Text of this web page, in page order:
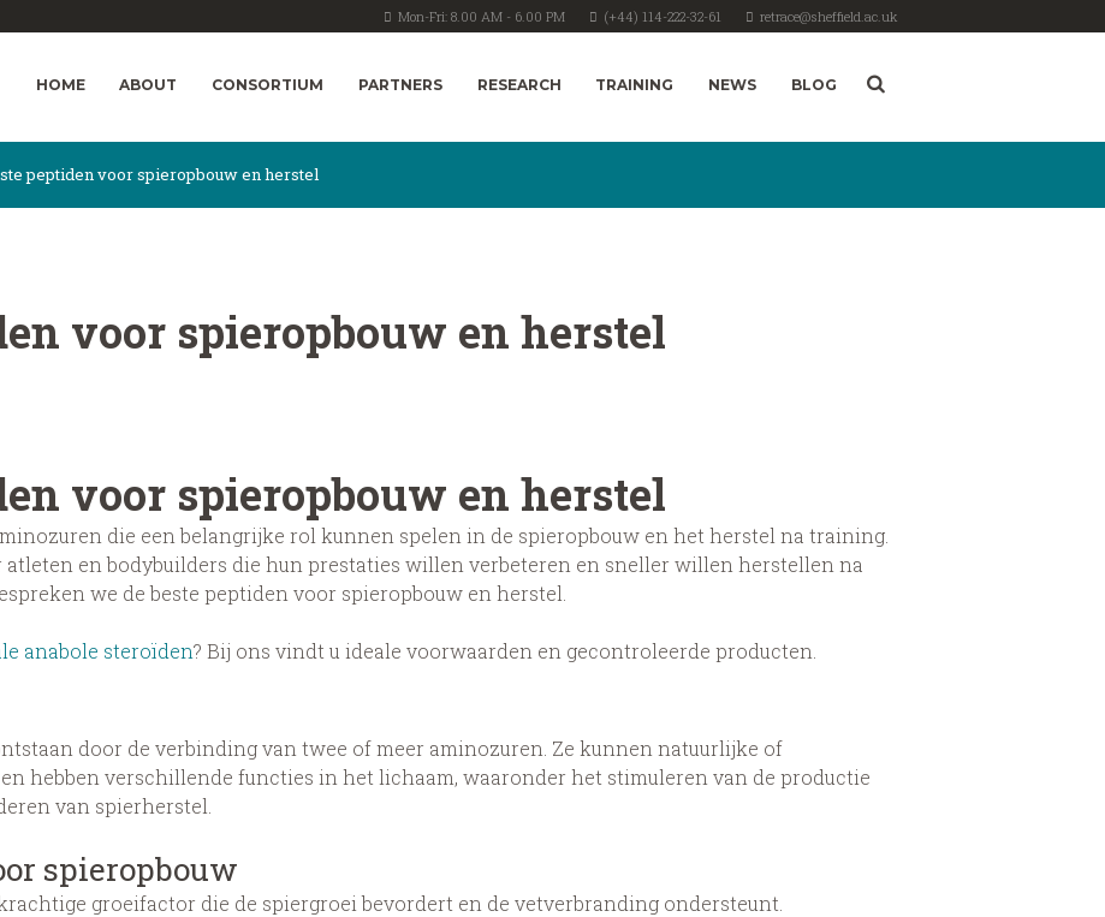
Mon-Fri: 8.00 AM - 6.00 PM (+44) 114-222-32-61 retrace@sheffield.ac.uk
HOME ABOUT CONSORTIUM PARTNERS RESEARCH TRAINING NEWS BLOG
peptiden voor spieropbouw en herstel
voor spieropbouw en herstel
voor spieropbouw en herstel
die een belangrijke rol kunnen spelen in de spieropbouw en het herstel na training.
en bodybuilders die hun prestaties willen verbeteren en sneller willen herstellen na
we de beste peptiden voor spieropbouw en herstel.
anabole steroïden? Bij ons vindt u ideale voorwaarden en gecontroleerde producten.
door de verbinding van twee of meer aminozuren. Ze kunnen natuurlijke of
hebben verschillende functies in het lichaam, waaronder het stimuleren van de productie
van spierherstel.
spieropbouw
groeifactor die de spiergroei bevordert en de vetverbranding ondersteunt.